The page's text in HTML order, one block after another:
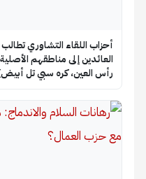
أحزاب اللقاء التشاوري
العائدين إلى مناطقهم
رأس العين، كره سبي تل